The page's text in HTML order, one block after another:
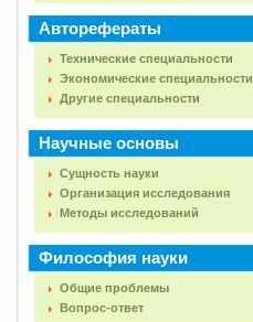
Авторефераты
Технические специальности
Экономические специальности
Другие специальности
Научные основы
Сущность науки
Организация исследования
Методы исследований
Философия науки
Общие проблемы
Вопрос-ответ